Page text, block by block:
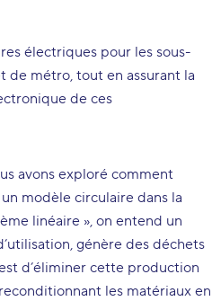
électriques pour les sous-
métro, tout en assurant la
de ces
avons exploré comment
modèle circulaire dans la
linéaire », on entend un
génère des déchets
d’éliminer cette production
les matériaux en